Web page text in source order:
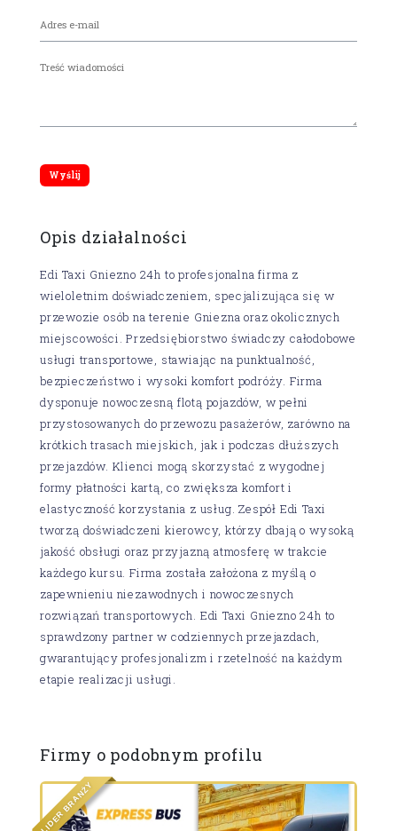
Opis działalności
Edi Taxi Gniezno 24h to profesjonalna firma z
wieloletnim doświadczeniem, specjalizująca się w
przewozie osób na terenie Gniezna oraz okolicznych
miejscowości. Przedsiębiorstwo świadczy całodobowe
usługi transportowe, stawiając na punktualność,
bezpieczeństwo i wysoki komfort podróży. Firma
dysponuje nowoczesną flotą pojazdów, w pełni
przystosowanych do przewozu pasażerów, zarówno na
krótkich trasach miejskich, jak i podczas dłuższych
przejazdów. Klienci mogą skorzystać z wygodnej
formy płatności kartą, co zwiększa komfort i
elastyczność korzystania z usług. Zespół Edi Taxi
tworzą doświadczeni kierowcy, którzy dbają o wysoką
jakość obsługi oraz przyjazną atmosferę w trakcie
każdego kursu. Firma została założona z myślą o
zapewnieniu niezawodnych i nowoczesnych
rozwiązań transportowych. Edi Taxi Gniezno 24h to
sprawdzony partner w codziennych przejazdach,
gwarantujący profesjonalizm i rzetelność na każdym
etapie realizacji usługi.
Firmy o podobnym profilu
I
DER
BRAN
Ż
Y